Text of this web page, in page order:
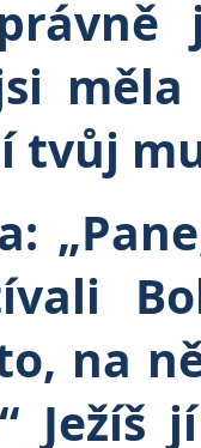
tvůj
na
Ježíš